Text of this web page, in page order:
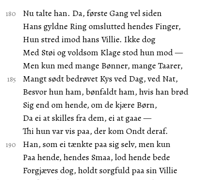
Nu talte han. Da, første Gang vel siden
Hans gyldne Ring omslutted hendes Finger,
Hun stred imod hans Villie. Ikke dog
Med Støi og voldsom Klage stod hun mod —
Men kun med mange Bønner, mange Taarer,
Mangt sødt bedrøvet Kys ved Dag, ved Nat,
Besvor hun ham, bønfaldt ham, hvis han brød
Sig end om hende, om de kjære Børn,
Da ei at skilles fra dem, ei at gaae —
Thi hun var vis paa, der kom Ondt deraf.
Han, som ei tænkte paa sig selv, men kun
Paa hende, hendes Smaa, lod hende bede
Forgjæves dog, holdt sorgfuld paa sin Villie